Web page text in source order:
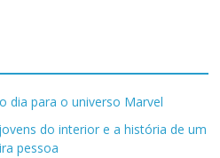
dia para o universo Marvel
do interior e a história de um
pessoa